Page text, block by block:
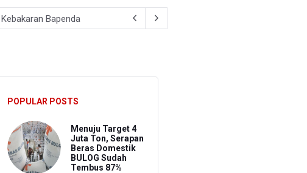
Bapenda
Pembakaran Lahan untuk Membuka Kebun Warga
2027
POPULAR POSTS
Menuju Target 4
Juta Ton, Serapan
Beras Domestik
BULOG Sudah
Tembus 87%